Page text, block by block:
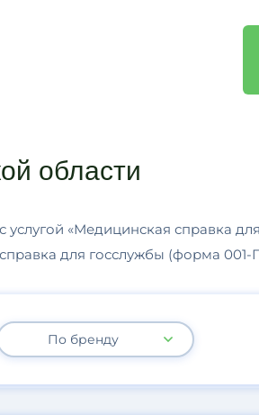
области
«Медицинская справка
для госслужбы (форма 001-
По бренду